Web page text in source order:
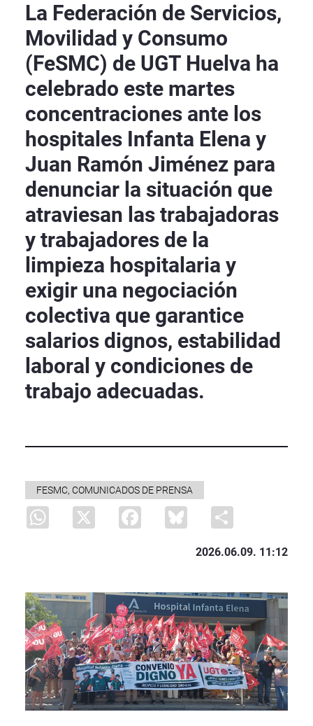
La Federación de Servicios,
Movilidad y Consumo
(FeSMC) de UGT Huelva ha
celebrado este martes
concentraciones ante los
hospitales Infanta Elena y
Juan Ramón Jiménez para
denunciar la situación que
atraviesan las trabajadoras
y trabajadores de la
limpieza hospitalaria y
exigir una negociación
colectiva que garantice
salarios dignos, estabilidad
laboral y condiciones de
trabajo adecuadas.
FESMC, COMUNICADOS DE PRENSA
WhatsApp
X Facebook Bluesky
2026.06.09. 11:12